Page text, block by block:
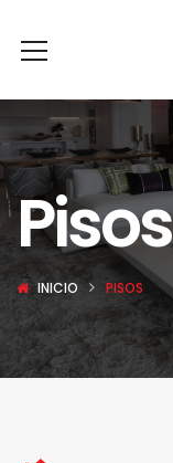
Pisos
INICIO PISOS